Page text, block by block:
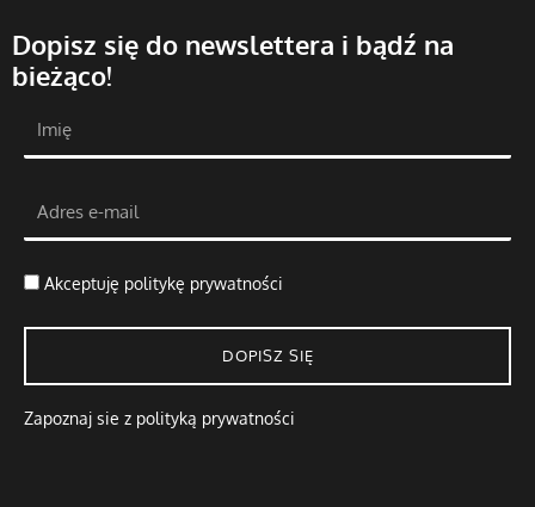
Dopisz się do newslettera i bądź na
bieżąco!
Akceptuję politykę prywatności
DOPISZ SIĘ
Zapoznaj sie z polityką prywatności